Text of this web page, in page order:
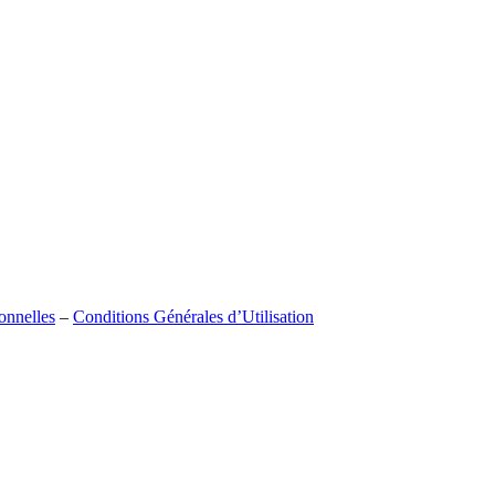
– Conditions Générales d’Utilisation